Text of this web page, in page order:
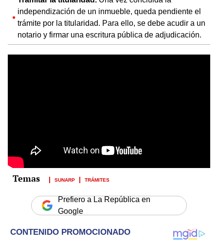
independización de un inmueble, queda pendiente el
trámite por la titularidad. Para ello, se debe acudir a un
notario y firmar una escritura pública de adjudicación.
SUNARP TRÁMITES
Prefiero a La República en
Google